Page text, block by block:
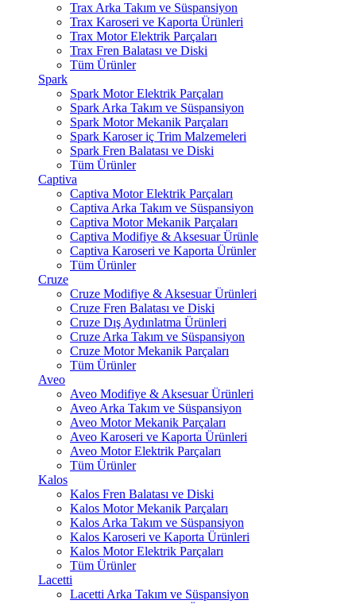
Trax Arka Takım ve Süspansiyon
Trax Karoseri ve Kaporta Ürünleri
Trax Motor Elektrik Parçaları
Trax Fren Balatası ve Diski
Tüm Ürünler
Spark
Spark Motor Elektrik Parçaları
Spark Arka Takım ve Süspansiyon
Spark Motor Mekanik Parçaları
Spark Karoser iç Trim Malzemeleri
Spark Fren Balatası ve Diski
Tüm Ürünler
Captiva
Captiva Motor Elektrik Parçaları
Captiva Arka Takım ve Süspansiyon
Captiva Motor Mekanik Parçaları
Captiva Modifiye & Aksesuar Ürünle
Captiva Karoseri ve Kaporta Ürünler
Tüm Ürünler
Cruze
Cruze Modifiye & Aksesuar Ürünleri
Cruze Fren Balatası ve Diski
Cruze Dış Aydınlatma Ürünleri
Cruze Arka Takım ve Süspansiyon
Cruze Motor Mekanik Parçaları
Tüm Ürünler
Aveo
Aveo Modifiye & Aksesuar Ürünleri
Aveo Arka Takım ve Süspansiyon
Aveo Motor Mekanik Parçaları
Aveo Karoseri ve Kaporta Ürünleri
Aveo Motor Elektrik Parçaları
Tüm Ürünler
Kalos
Kalos Fren Balatası ve Diski
Kalos Motor Mekanik Parçaları
Kalos Arka Takım ve Süspansiyon
Kalos Karoseri ve Kaporta Ürünleri
Kalos Motor Elektrik Parçaları
Tüm Ürünler
Lacetti
Lacetti Arka Takım ve Süspansiyon